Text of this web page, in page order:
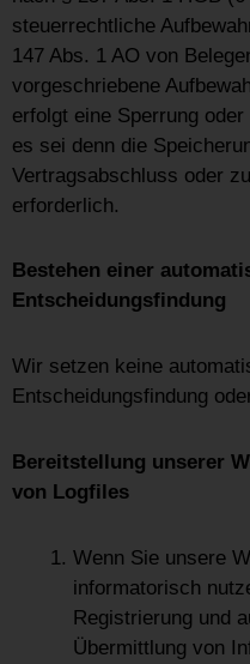
steuerrechtliche
147 Abs. 1 AO von
vorgeschriebene
erfolgt eine Sperrung
es sei denn die
Vertragsabschluss oder
erforderlich.
Bestehen einer
Entscheidungsfindung
Wir setzen keine
Entscheidungsfindung
Bereitstellung unserer
von Logfiles
Wenn Sie unsere
informatorisch
Registrierung und
Übermittlung von